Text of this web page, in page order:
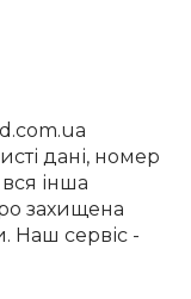
дані, номер
вся інша
захищена
Наш сервіс -